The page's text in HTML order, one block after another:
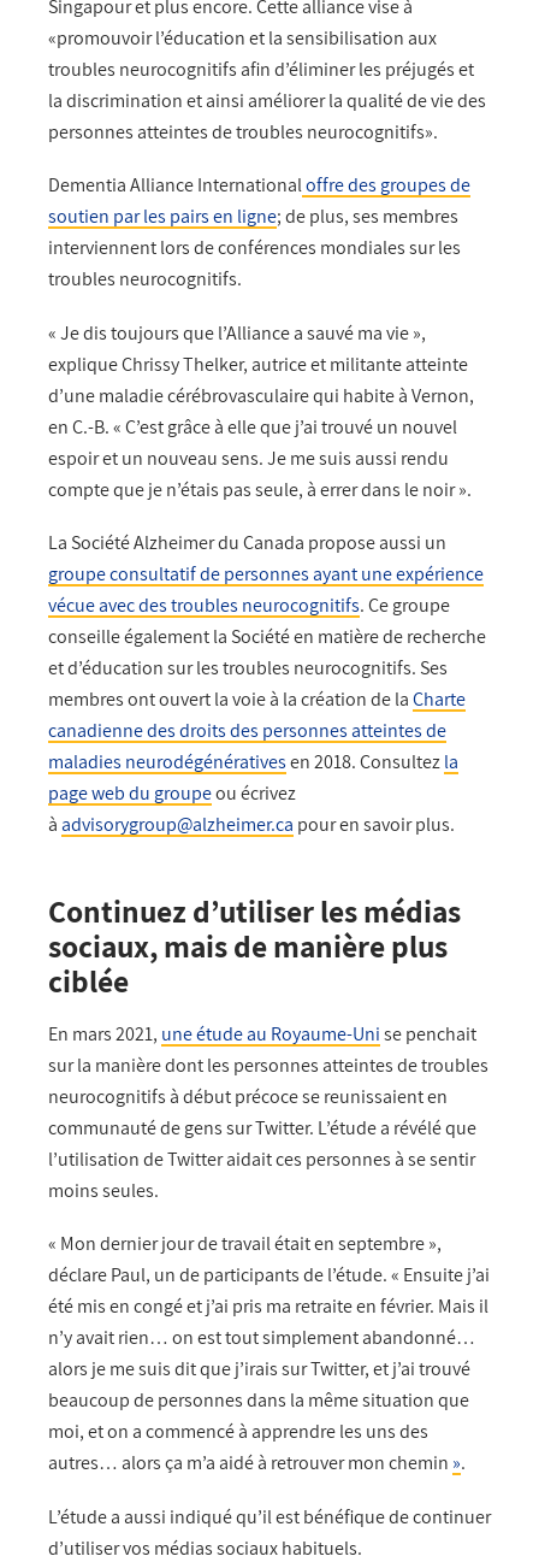
Singapour et plus encore. Cette alliance vise à
«promouvoir l’éducation et la sensibilisation aux
troubles neurocognitifs afin d’éliminer les préjugés et
la discrimination et ainsi améliorer la qualité de vie des
personnes atteintes de troubles neurocognitifs».
Dementia Alliance Internationaloffre des groupes de
soutien par les pairs en ligne; de plus, ses membres
interviennent lors de conférences mondiales sur les
troubles neurocognitifs.
« Je dis toujours que l’Alliance a sauvé ma vie »,
explique Chrissy Thelker, autrice et militante atteinte
d’une maladie cérébrovasculaire qui habite à Vernon,
en C.-B. « C’est grâce à elle que j’ai trouvé un nouvel
espoir et un nouveau sens. Je me suis aussi rendu
compte que je n’étais pas seule, à errer dans le noir ».
La Société Alzheimer du Canada propose aussi un
groupe consultatif de personnes ayant une expérience
vécue avec des troubles neurocognitifs. Ce groupe
conseille également la Société en matière de recherche
et d’éducation sur les troubles neurocognitifs. Ses
membres ont ouvert la voie à la création de laCharte
canadienne des droits des personnes atteintes de
maladies neurodégénérativesen 2018. Consultezla
page web du groupeou écrivez
àadvisorygroup@alzheimer.ca pour en savoir plus.
Continuez d’utiliser les médias
sociaux, mais de manière plus
ciblée
En mars 2021, une étude au Royaume-Unise penchait
sur la manière dont les personnes atteintes de troubles
neurocognitifs à début précoce se reunissaient en
communauté de gens sur Twitter. L’étude a révélé que
l’utilisation de Twitter aidait ces personnes à se sentir
moins seules.
« Mon dernier jour de travail était en septembre »,
déclare Paul, un de participants de l’étude. « Ensuite j’ai
été mis en congé et j’ai pris ma retraite en février. Mais il
n’y avait rien… on est tout simplement abandonné…
alors je me suis dit que j’irais sur Twitter, et j’ai trouvé
beaucoup de personnes dans la même situation que
moi, et on a commencé à apprendre les uns des
autres… alors ça m’a aidé à retrouver mon chemin ».
L’étude a aussi indiqué qu’il est bénéfique de continuer
d’utiliser vos médias sociaux habituels.